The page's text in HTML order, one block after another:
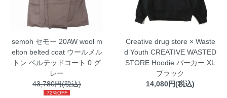
semoh セモー 20AW wool m
elton belted coat ウールメル
トン ベルテッドコート 0 グ
レー
43,780円(税込)
72%OFF
Creative drug store × Waste
d Youth CREATIVE WASTED
STORE Hoodie パーカー XL
ブラック
14,080円(税込)